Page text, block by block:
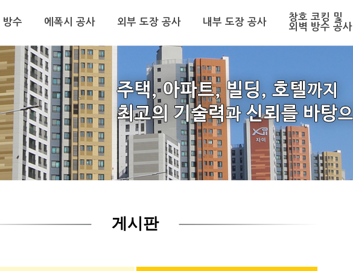
방수 에폭시 공사 외부 도장 공사 내부 도장 공사
창호 코킹 및
외벽 방수 공사
게시판